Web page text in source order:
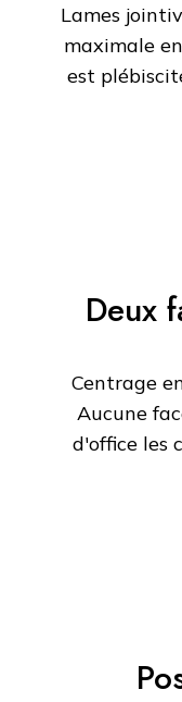
Lames
maximale
est
Deux
Centrage
Aucune
d'office les